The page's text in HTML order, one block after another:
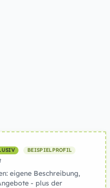
BEISPIELPROFIL
eigene Beschreibung,
- plus der